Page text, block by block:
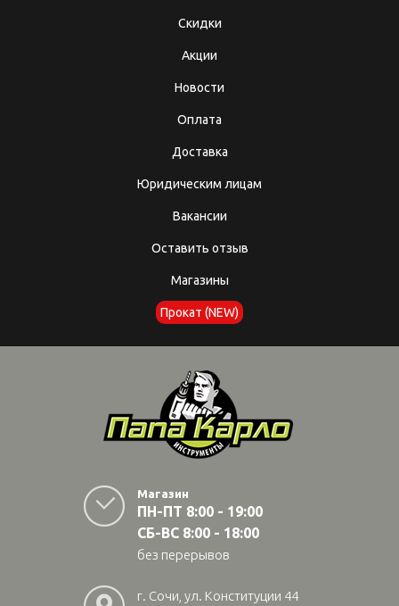
Скидки
Акции
Новости
Оплата
Доставка
Юридическим лицам
Вакансии
Оставить отзыв
Магазины
Прокат (NEW)
Магазин
ПН-ПТ 8:00 - 19:00
СБ-ВС 8:00 - 18:00
без перерывов
г. Сочи, ул. Конституции 44